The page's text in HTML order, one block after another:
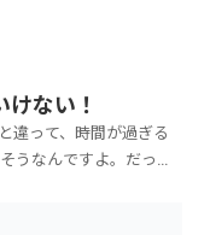
ない！
違って、時間が過ぎる
うなんですよ。だっ